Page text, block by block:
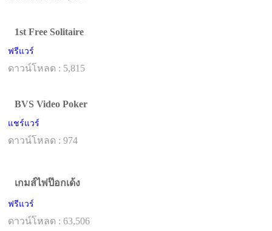
1st Free Solitaire
ฟรีแวร์
ดาวน์โหลด : 5,815
BVS Video Poker
แชร์แวร์
ดาวน์โหลด : 974
เกมส์ไพ่ป๊อกเด้ง
ฟรีแวร์
ดาวน์โหลด : 63,506